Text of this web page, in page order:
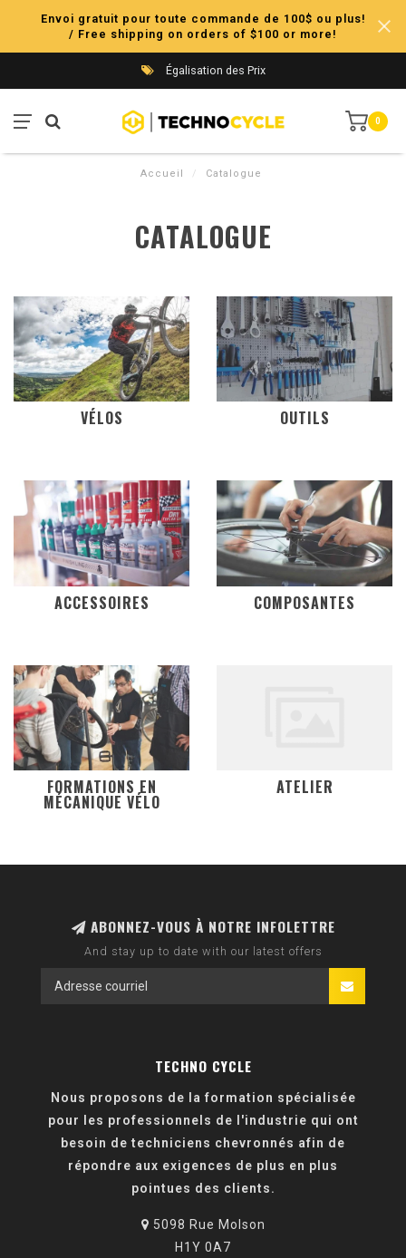
Envoi gratuit pour toute commande de 100$ ou plus!
/ Free shipping on orders of $100 or more!
Égalisation des Prix
0
Accueil / Catalogue
CATALOGUE
VÉLOS OUTILS
ACCESSOIRES COMPOSANTES
FORMATIONS EN
MÉCANIQUE VÉLO
ATELIER
ABONNEZ-VOUS À NOTRE INFOLETTRE
And stay up to date with our latest offers
TECHNO CYCLE
Nous proposons de la formation spécialisée
pour les professionnels de l'industrie qui ont
besoin de techniciens chevronnés afin de
répondre aux exigences de plus en plus
pointues des clients.
5098 Rue Molson
H1Y 0A7